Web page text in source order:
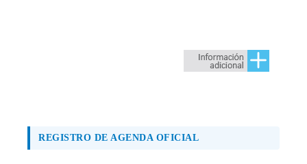
REGISTRO DE AGENDA OFICIAL